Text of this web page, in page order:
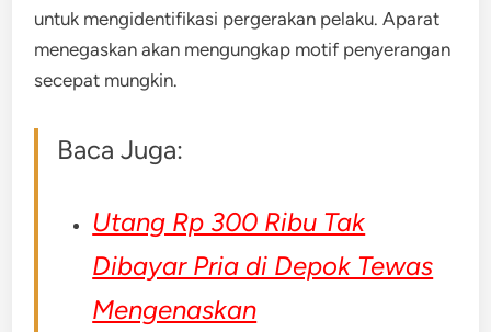
untuk mengidentifikasi pergerakan pelaku. Aparat
menegaskan akan mengungkap motif penyerangan
secepat mungkin.
Baca Juga:
Utang Rp 300 Ribu Tak
Dibayar Pria di Depok Tewas
Mengenaskan